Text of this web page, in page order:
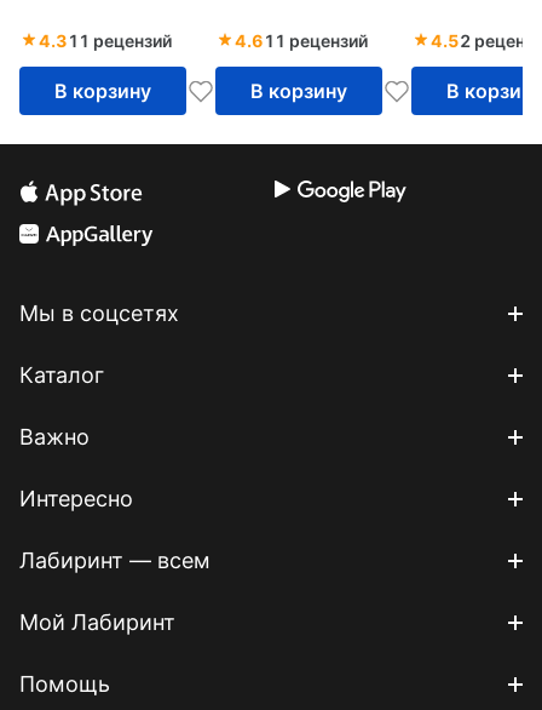
4.311 рецензий
В корзину
4.611 рецензий
В корзину
хитростей и
вариаций
4.52
В корзину
Мы в соцсетях
Каталог
Важно
Интересно
Лабиринт — всем
Мой Лабиринт
Помощь